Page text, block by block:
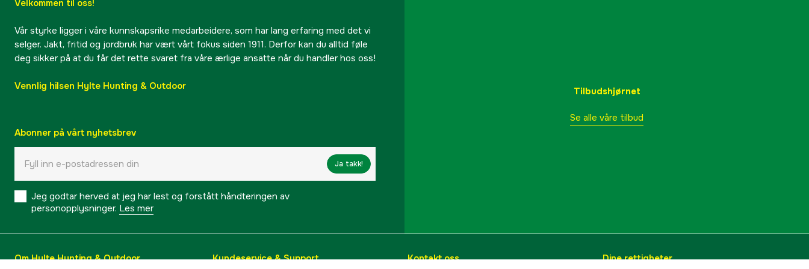
Velkommen til oss!
Vår styrke ligger i våre kunnskapsrike medarbeidere, som har lang erfaring med det vi
selger. Jakt, fritid og jordbruk har vært vårt fokus siden 1911. Derfor kan du alltid føle
deg sikker på at du får det rette svaret fra våre ærlige ansatte når du handler hos oss!
Vennlig hilsen Hylte Hunting & Outdoor
Abonner på vårt nyhetsbrev
Ja takk!
Jeg godtar herved at jeg har lest og forstått håndteringen av
personopplysninger. Les mer
Tilbudshjørnet
Se alle våre tilbud
Om Hylte Hunting & Outdoor Kundeservice & Support Kontakt oss Dine rettigheter